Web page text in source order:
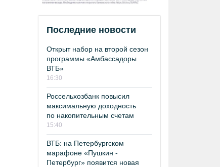
Последние новости
Открыт набор на второй сезон
программы «Амбассадоры
ВТБ»
16:30
Россельхозбанк повысил
максимальную доходность
по накопительным счетам
15:40
ВТБ: на Петербургском
марафоне «Пушкин -
Петербург» появится новая